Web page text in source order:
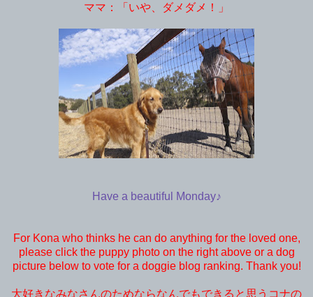
ママ：「いや、ダメダメ！」
Have a beautiful Monday♪
For Kona who thinks he can do anything for the loved one,
please click the puppy photo on the right above or a dog
picture below to vote for a doggie blog ranking. Thank you!
大好きなみなさんのためならなんでもできると思うコナの